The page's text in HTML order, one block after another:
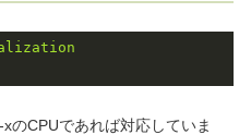
のCPUであれば対応していま